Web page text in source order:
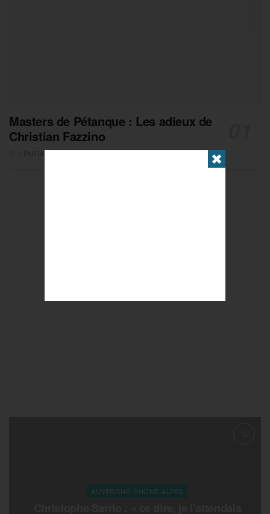
Masters de Pétanque : Les adieux de
Christian Fazzino
0 PARTAGES
AUVERGNE-RHONE-ALPES
✖